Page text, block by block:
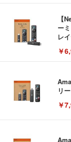
【
ー
レ
￥
リ
￥